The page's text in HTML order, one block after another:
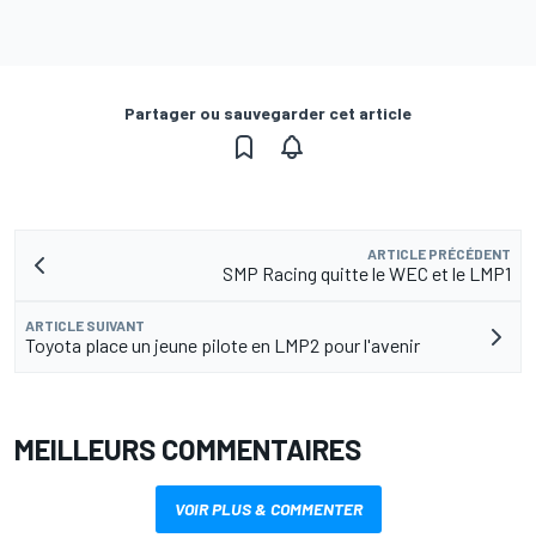
Partager ou sauvegarder cet article
ARTICLE PRÉCÉDENT
SMP Racing quitte le WEC et le LMP1
ARTICLE SUIVANT
Toyota place un jeune pilote en LMP2 pour l'avenir
MEILLEURS COMMENTAIRES
VOIR PLUS & COMMENTER